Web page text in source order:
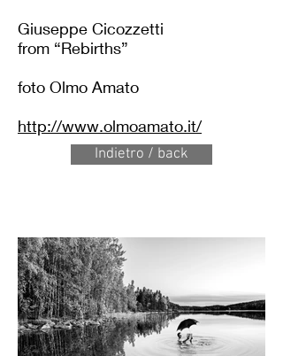
Giuseppe Cicozzetti
from “Rebirths”
foto Olmo Amato
http://www.olmoamato.it/
Indietro / back